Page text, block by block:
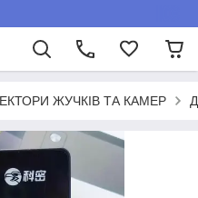
ЖУЧКІВ ТА КАМЕР